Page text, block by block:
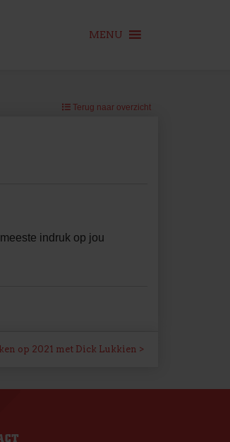
MENU
Terug naar overzicht
indruk op jou
op 2021 met Dick Lukkien